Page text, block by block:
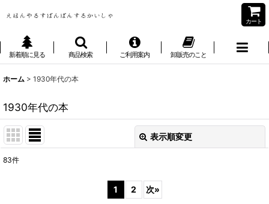
カート
新着順に見る 商品検索 ご利用案内 卸販売のこと
ホーム > 1930年代の本
1930年代の本
表示順変更
83件
1 2 次»